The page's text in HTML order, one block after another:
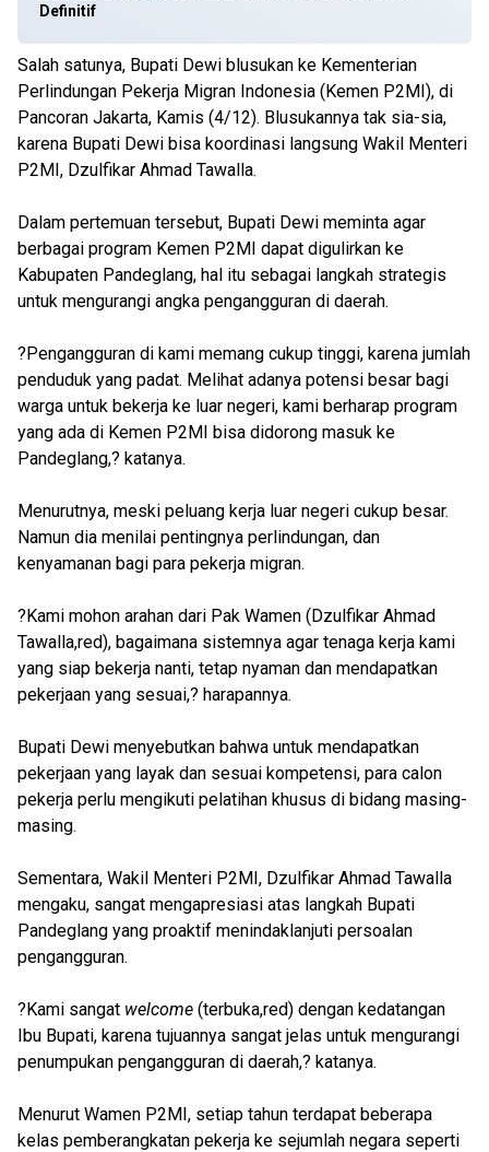
Definitif
Salah satunya, Bupati Dewi blusukan ke Kementerian
Perlindungan Pekerja Migran Indonesia (Kemen P2MI), di
Pancoran Jakarta, Kamis (4/12). Blusukannya tak sia-sia,
karena Bupati Dewi bisa koordinasi langsung Wakil Menteri
P2MI, Dzulfikar Ahmad Tawalla.
Dalam pertemuan tersebut, Bupati Dewi meminta agar
berbagai program Kemen P2MI dapat digulirkan ke
Kabupaten Pandeglang, hal itu sebagai langkah strategis
untuk mengurangi angka pengangguran di daerah.
?Pengangguran di kami memang cukup tinggi, karena jumlah
penduduk yang padat. Melihat adanya potensi besar bagi
warga untuk bekerja ke luar negeri, kami berharap program
yang ada di Kemen P2MI bisa didorong masuk ke
Pandeglang,? katanya.
Menurutnya, meski peluang kerja luar negeri cukup besar.
Namun dia menilai pentingnya perlindungan, dan
kenyamanan bagi para pekerja migran.
?Kami mohon arahan dari Pak Wamen (Dzulfikar Ahmad
Tawalla,red), bagaimana sistemnya agar tenaga kerja kami
yang siap bekerja nanti, tetap nyaman dan mendapatkan
pekerjaan yang sesuai,? harapannya.
Bupati Dewi menyebutkan bahwa untuk mendapatkan
pekerjaan yang layak dan sesuai kompetensi, para calon
pekerja perlu mengikuti pelatihan khusus di bidang masing-
masing.
Sementara, Wakil Menteri P2MI, Dzulfikar Ahmad Tawalla
mengaku, sangat mengapresiasi atas langkah Bupati
Pandeglang yang proaktif menindaklanjuti persoalan
pengangguran.
?Kami sangat welcome (terbuka,red) dengan kedatangan
Ibu Bupati, karena tujuannya sangat jelas untuk mengurangi
penumpukan pengangguran di daerah,? katanya.
Menurut Wamen P2MI, setiap tahun terdapat beberapa
kelas pemberangkatan pekerja ke sejumlah negara seperti